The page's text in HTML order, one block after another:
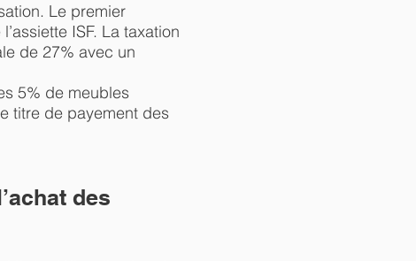
Le premier
ISF. La taxation
de 27% avec un
5% de meubles
titre de payement des
des